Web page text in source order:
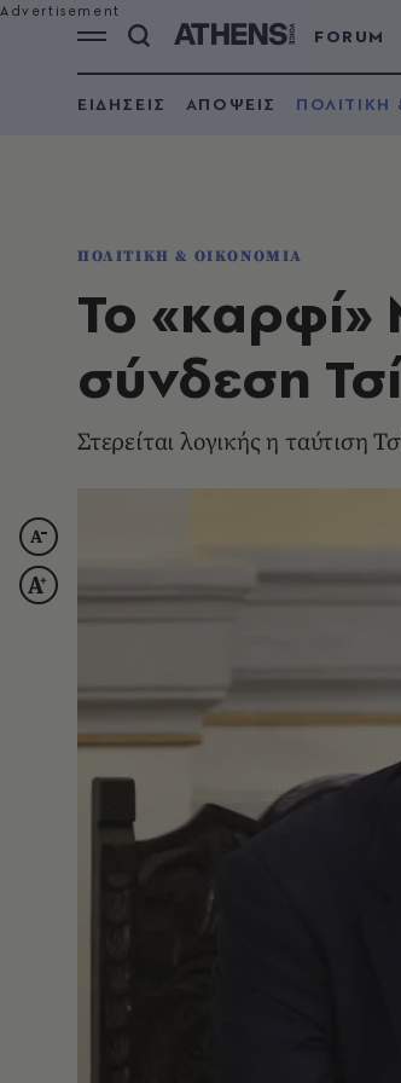
FORUM
ΕΙΔΗΣΕΙΣ ΑΠΟΨΕΙΣ
ΠΟΛΙΤΙΚΗ & ΟΙΚΟΝΟΜΙΑ
Το «καρφί»
σύνδεση
Στερείται λογικής η ταύτιση